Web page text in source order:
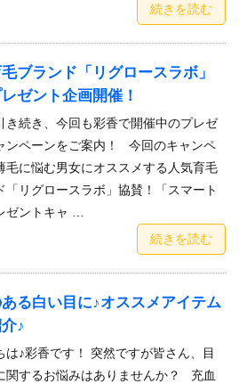
続きを読む
ブランド「リグロースラボ」
ゼント企画開催！
き続き、今回も彩香で開催中のプレゼ
ンペーンをご案内！ 今回のキャンペ
毛に悩む男女にオススメする人気育毛
「リグロースラボ」協賛！「スマート
ゼントキャ …
続きを読む
る白い目に♪オススメアイテム
♪
は♪彩香です！ 突然ですが皆さん、目
関するお悩みはありませんか？ 充血